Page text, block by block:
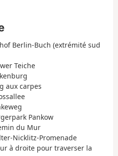
Berlin-Buch (extrémité sud
Teiche
aux carpes
Pankow
du Mur
Nicklitz-Promenade
à droite pour traverser la